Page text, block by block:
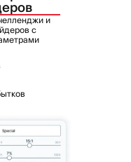
и
с